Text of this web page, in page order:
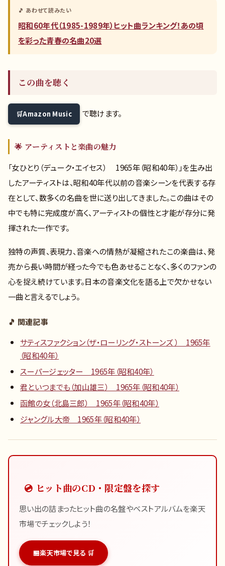
🎵 あわせて読みたい
昭和60年代（1985-1989年）ヒット曲ランキング！あの頃
を彩った青春の名曲20選
この曲を聴く
Amazon Music で聴けます。
🌟 アーティストと楽曲の魅力
「女ひとり（デューク・エイセス） 1965年（昭和40年）」を生み出
したアーティストは、昭和40年代以前の音楽シーンを代表する存
在として、数多くの名曲を世に送り出してきました。この曲はその
中でも特に完成度が高く、アーティストの個性と才能が存分に発
揮された一作です。
独特の声質、表現力、音楽への情熱が凝縮されたこの楽曲は、発
売から長い時間が経った今でも色あせることなく、多くのファンの
心を捉え続けています。日本の音楽文化を語る上で欠かせない
一曲と言えるでしょう。
🎵 関連記事
サティスファクション（ザ・ローリング・ストーンズ ） 1965年
（昭和40年）
スーパージェッター 1965年（昭和40年）
君といつまでも（加山雄三） 1965年（昭和40年）
函館の女（北島三郎） 1965年（昭和40年）
ジャングル大帝 1965年（昭和40年）
💿 ヒット曲のCD・限定盤を探す
思い出の詰まったヒット曲の名盤やベストアルバムを楽天
市場でチェックしよう！
楽天市場で見る 🛒